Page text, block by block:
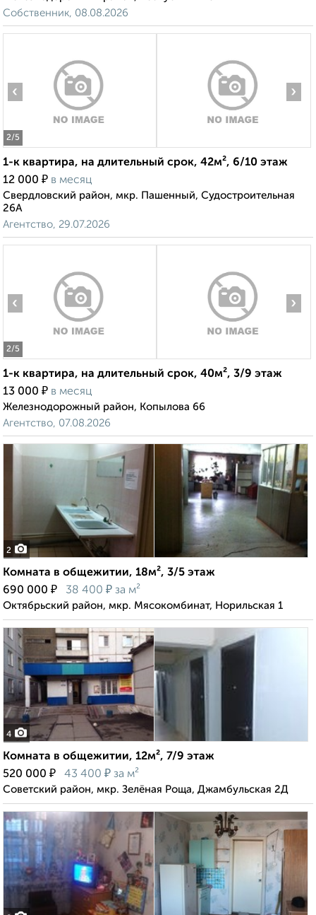
Собственник, 08.08.2026
2/5
‹ ›
1-к квартира, на длительный срок, 42м², 6/10 этаж
12 000 ₽ в месяц
Свердловский район, мкр. Пашенный, Судостроительная
26А
Агентство, 29.07.2026
2/5
‹ ›
1-к квартира, на длительный срок, 40м², 3/9 этаж
13 000 ₽ в месяц
Железнодорожный район, Копылова 66
Агентство, 07.08.2026
2
Комната в общежитии, 18м², 3/5 этаж
690 000 ₽ 38 400 ₽ за м²
Октябрьский район, мкр. Мясокомбинат, Норильская 1
4
Комната в общежитии, 12м², 7/9 этаж
520 000 ₽ 43 400 ₽ за м²
Советский район, мкр. Зелёная Роща, Джамбульская 2Д